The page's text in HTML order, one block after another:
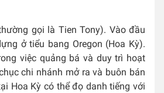
gọi là Tien Tony). Vào đầu
ở tiểu bang Oregon (Hoa Kỳ).
việc quảng bá và duy trì hoạt
chi nhánh mở ra và buôn bán
Hoa Kỳ có thể đọ danh tiếng với